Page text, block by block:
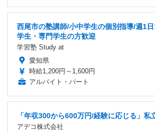
西尾市の塾講師/小中学生の個別指導/週1
学生・専門学生の方歓迎
学習塾 Study at
愛知県
時給1,200円～1,600円
アルバイト・パート
「年収300から600万円/経験に応じる」私
アデコ株式会社